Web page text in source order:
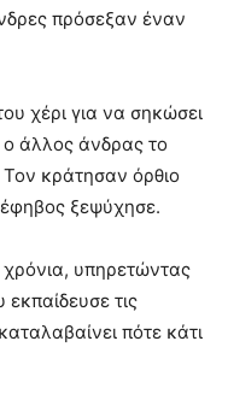
πρόσεξαν έναν
χέρι για να σηκώσει
άλλος άνδρας το
Τον κράτησαν όρθιο
ξεψύχησε.
υπηρετώντας
εκπαίδευσε τις
πότε κάτι